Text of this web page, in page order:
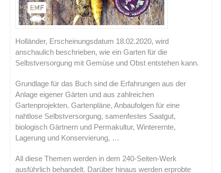
Holländer, Erscheinungsdatum 18.02.2020, wird
anschaulich beschrieben, wie ein Garten für die
Selbstversorgung mit Gemüse und Obst entstehen kann.
Grundlage für das Buch sind die Erfahrungen aus der
Anlage eigener Gärten und aus zahlreichen
Gartenprojekten. Gartenpläne, Anbaufolgen für eine
nahtlose Selbstversorgung, samenfestes Saatgut,
biologisch Gärtnern und Permakultur, Winterernte,
Lagerung und Konservierung, …
All diese Themen werden in dem 240-Seiten-Werk
ausführlich behandelt. Darüber hinaus werden erprobte